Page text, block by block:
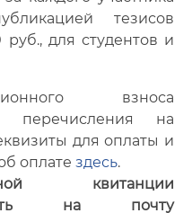
тезисов
руб., для студентов и
взноса
перечисления на
для оплаты и
оплате здесь.
квитанции
на почту